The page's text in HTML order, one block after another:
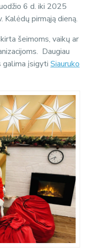
6 d. iki 2025
Kalėdų pirmąją dieną.
šeimoms, vaikų ar
Daugiau
galima įsigyti Siauruko